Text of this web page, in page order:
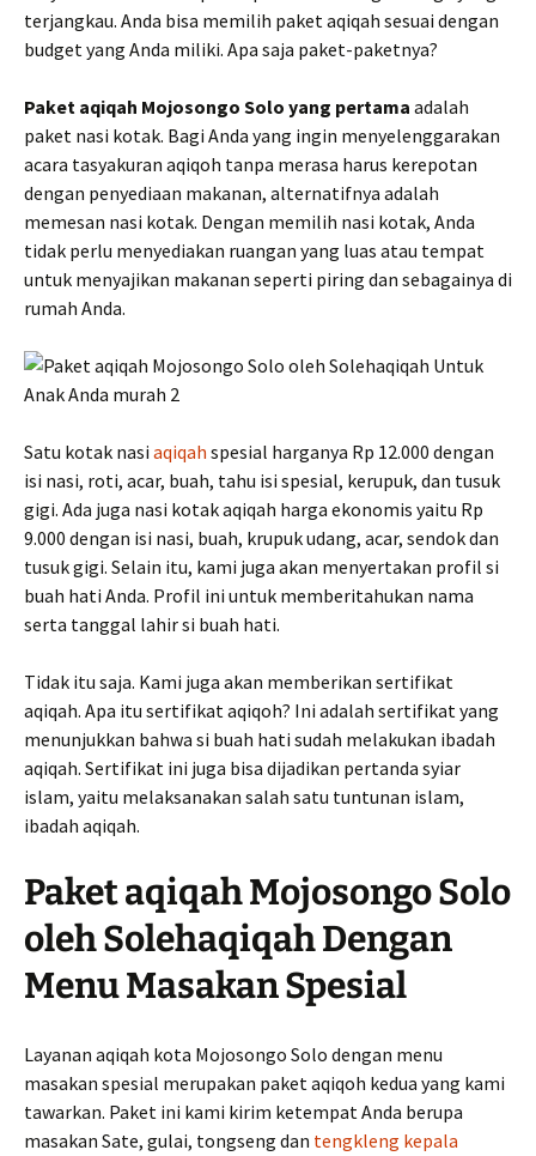
terjangkau. Anda bisa memilih paket aqiqah sesuai dengan
budget yang Anda miliki. Apa saja paket-paketnya?
Paket aqiqah Mojosongo Solo yang pertama adalah
paket nasi kotak. Bagi Anda yang ingin menyelenggarakan
acara tasyakuran aqiqoh tanpa merasa harus kerepotan
dengan penyediaan makanan, alternatifnya adalah
memesan nasi kotak. Dengan memilih nasi kotak, Anda
tidak perlu menyediakan ruangan yang luas atau tempat
untuk menyajikan makanan seperti piring dan sebagainya di
rumah Anda.
Satu kotak nasi aqiqah spesial harganya Rp 12.000 dengan
isi nasi, roti, acar, buah, tahu isi spesial, kerupuk, dan tusuk
gigi. Ada juga nasi kotak aqiqah harga ekonomis yaitu Rp
9.000 dengan isi nasi, buah, krupuk udang, acar, sendok dan
tusuk gigi. Selain itu, kami juga akan menyertakan profil si
buah hati Anda. Profil ini untuk memberitahukan nama
serta tanggal lahir si buah hati.
Tidak itu saja. Kami juga akan memberikan sertifikat
aqiqah. Apa itu sertifikat aqiqoh? Ini adalah sertifikat yang
menunjukkan bahwa si buah hati sudah melakukan ibadah
aqiqah. Sertifikat ini juga bisa dijadikan pertanda syiar
islam, yaitu melaksanakan salah satu tuntunan islam,
ibadah aqiqah.
Paket aqiqah Mojosongo Solo
oleh Solehaqiqah Dengan
Menu Masakan Spesial
Layanan aqiqah kota Mojosongo Solo dengan menu
masakan spesial merupakan paket aqiqoh kedua yang kami
tawarkan. Paket ini kami kirim ketempat Anda berupa
masakan Sate, gulai, tongseng dan tengkleng kepala